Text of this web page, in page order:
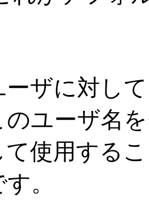
ーザに対し
のユーザ名
て使用する
。